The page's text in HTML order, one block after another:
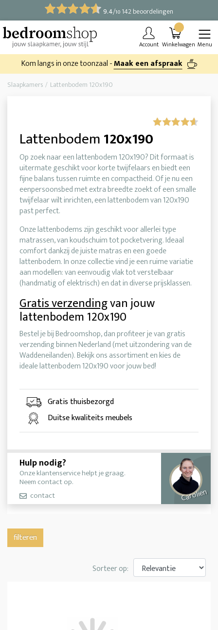
9.4/10 142 beoordelingen
Account Winkelwagen Menu
Kom langs in onze toonzaal -Maak een afspraak
Slaapkamers Lattenbodem 120x190
Lattenbodem120x190
Op zoek naar een lattenbodem 120x190? Dit formaat is
uitermate geschikt voor korte twijfelaars en biedt een
fijne balans tussen ruimte en compactheid. Of je nu een
eenpersoonsbed met extra breedte zoekt of een smalle
twijfelaar wilt inrichten, een lattenbodem van 120x190
past perfect.
Onze lattenbodems zijn geschikt voor allerlei type
matrassen, van koudschuim tot pocketvering. Ideaal
comfort dankzij de juiste matras en een goede
lattenbodem. In onze collectie vind je een ruime variatie
aan modellen: van eenvoudig vlak tot verstelbaar
(handmatig of elektrisch) en dat in diverse prijsklassen.
Gratis verzendingvan jouw
lattenbodem 120x190
Bestel je bij Bedroomshop, dan profiteer je van gratis
verzending binnen Nederland (met uitzondering van de
Waddeneilanden). Bekijk ons assortiment en kies de
ideale lattenbodem 120x190 voor jouw bed!
Gratis thuisbezorgd
Duitse kwaliteits meubels
Hulp nodig?
Onze klantenservice helpt je graag.
Neem contact op.
contact
Carolien
filteren
Sorteer op: